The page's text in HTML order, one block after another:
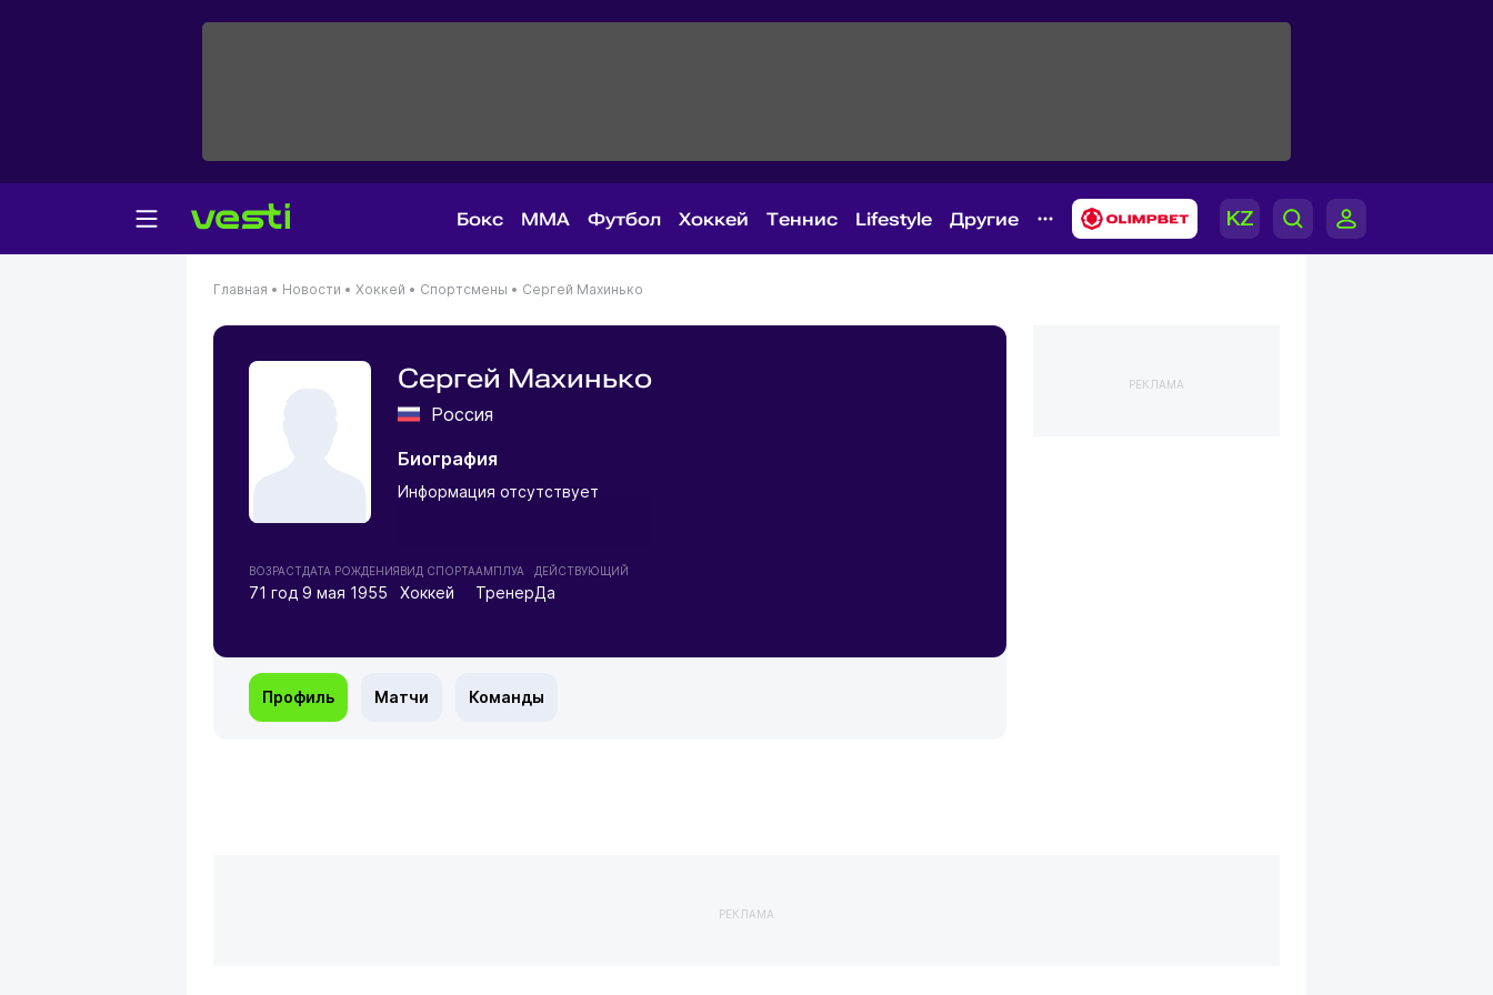
Бокс MMA Футбол Хоккей Теннис Lifestyle Другие
Главная • Новости • Хоккей • Спортсмены • Сергей Махинько
Сергей Махинько
Россия
Биография
Информация отсутствует
ВОЗРАСТ
71 год
ДАТА РОЖДЕНИЯ
9 мая 1955
ВИД СПОРТА
Хоккей
АМПЛУА
Тренер
ДЕЙСТВУЮЩИЙ
Да
Профиль Матчи Команды
РЕКЛАМА
РЕКЛАМА